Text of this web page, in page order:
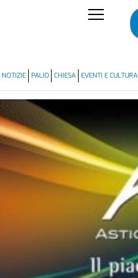
NOTIZIE PALIO CHIESA EVENTI E CULTURA